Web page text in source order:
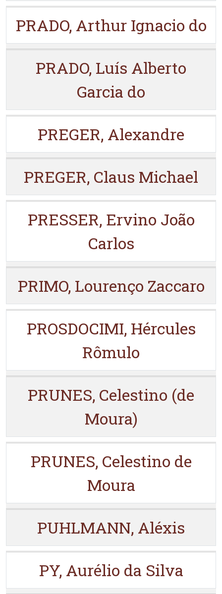
PRADO, Arthur Ignacio do
PRADO, Luís Alberto
Garcia do
PREGER, Alexandre
PREGER, Claus Michael
PRESSER, Ervino João
Carlos
PRIMO, Lourenço Zaccaro
PROSDOCIMI, Hércules
Rômulo
PRUNES, Celestino (de
Moura)
PRUNES, Celestino de
Moura
PUHLMANN, Aléxis
PY, Aurélio da Silva